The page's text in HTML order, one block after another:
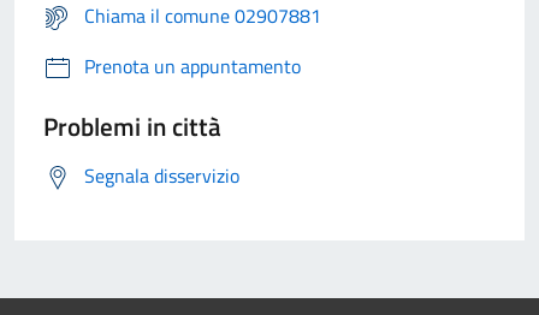
Chiama il comune 02907881
Prenota un appuntamento
Problemi in città
Segnala disservizio